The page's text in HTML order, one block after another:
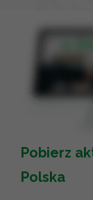
Pobierz
Polska